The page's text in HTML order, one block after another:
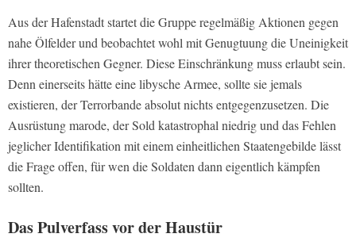
Aus der Hafenstadt startet die Gruppe regelmäßig Aktionen gegen
nahe Ölfelder und beobachtet wohl mit Genugtuung die Uneinigkeit
ihrer theoretischen Gegner. Diese Einschränkung muss erlaubt sein.
Denn einerseits hätte eine libysche Armee, sollte sie jemals
existieren, der Terrorbande absolut nichts entgegenzusetzen. Die
Ausrüstung marode, der Sold katastrophal niedrig und das Fehlen
jeglicher Identifikation mit einem einheitlichen Staatengebilde lässt
die Frage offen, für wen die Soldaten dann eigentlich kämpfen
sollten.
Das Pulverfass vor der Haustür